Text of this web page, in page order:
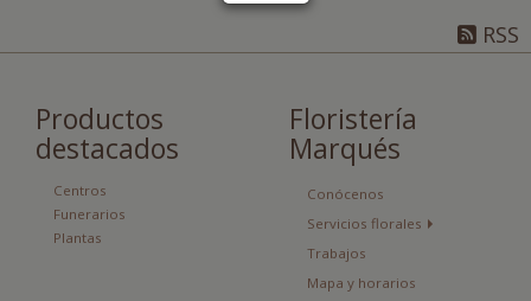
RSS
Productos
destacados
Centros
Funerarios
Plantas
Floristería
Marqués
Conócenos
Servicios florales
Trabajos
Mapa y horarios